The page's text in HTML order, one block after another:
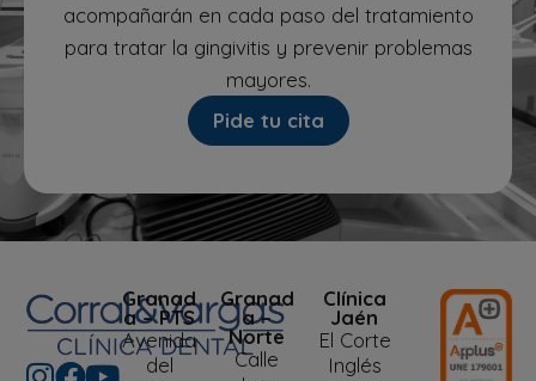
acompañarán en cada paso del tratamiento
para tratar la gingivitis y prevenir problemas
mayores.
Pide tu cita
Granad
a – PTS
Avenida
del
Granad
a –
Norte
Calle
Clínica
Jaén
El Corte
Inglés